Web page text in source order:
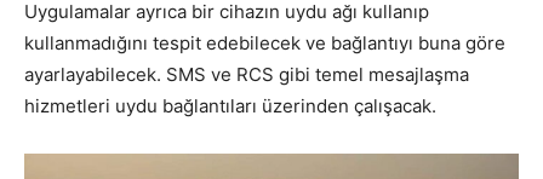
Uygulamalar ayrıca bir cihazın uydu ağı kullanıp
kullanmadığını tespit edebilecek ve bağlantıyı buna göre
ayarlayabilecek. SMS ve RCS gibi temel mesajlaşma
hizmetleri uydu bağlantıları üzerinden çalışacak.